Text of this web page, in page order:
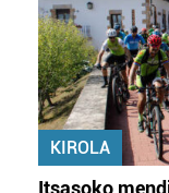
erabiltzen dituen
Bazkide batzuek
interes
bazkideen
duten interes
KIROLA
Itsasoko